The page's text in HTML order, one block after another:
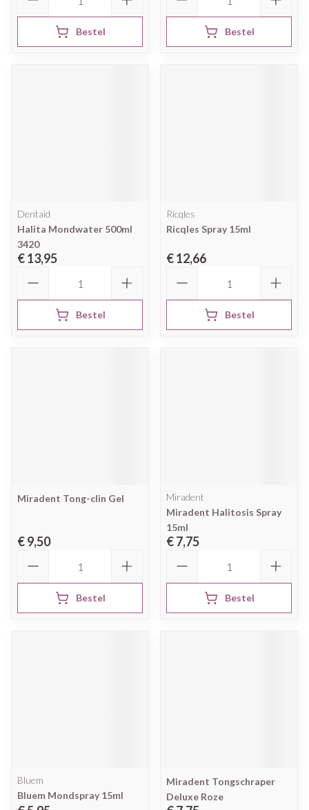
Bestel Bestel
Dentaid
Halita Mondwater 500ml
3420
€ 13,95
Bestel
Ricqles
Ricqles Spray 15ml
€ 12,66
Bestel
Miradent Tong-clin Gel
€ 9,50
Bestel
Miradent
Miradent Halitosis Spray
15ml
€ 7,75
Bestel
Bluem
Bluem Mondspray 15ml
Miradent Tongschraper
Deluxe Roze